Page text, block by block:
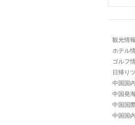
観光情報
ホテル
ゴルフ
日帰り
中国国
中国発
中国国
中国国